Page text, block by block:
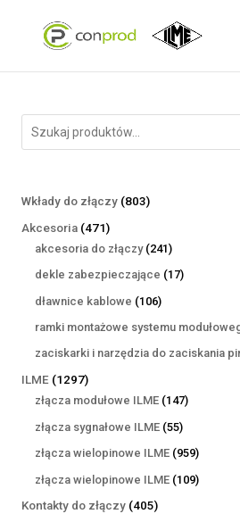
Wkłady do złączy 803803
Akcesoria 471471
produktów
akcesoria do złączy 241241
produktów
dekle zabezpieczające 1717
dławnice kablowe 106106
produktów
ramki montażowe systemu
zaciskarki i narzędzia do zaciskania
ILME 12971297
produktów
złącza modułowe ILME 147147
złącza sygnałowe ILME 5555
produktów
złącza wielopinowe ILME 959959
złącza wielopinowe ILME 109109
Kontakty do złączy 405405